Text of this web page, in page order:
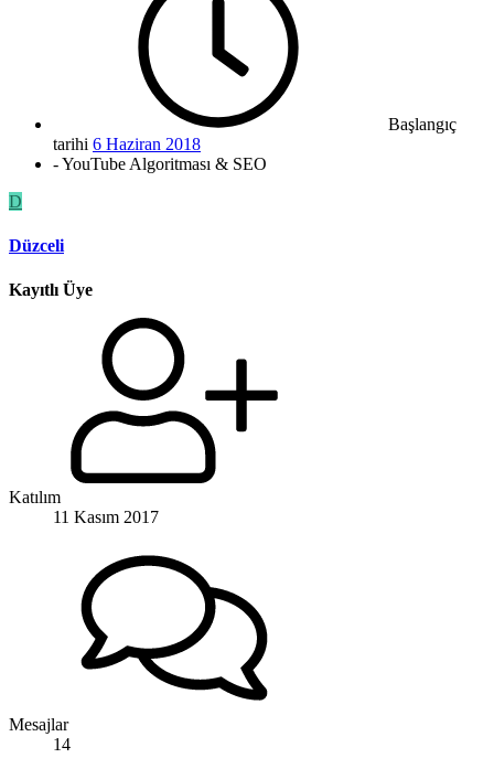
Başlangıç
tarihi 6 Haziran 2018
- YouTube Algoritması & SEO
D
Düzceli
Kayıtlı Üye
Katılım
11 Kasım 2017
Mesajlar
14